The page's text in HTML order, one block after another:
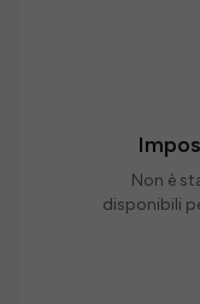
Non è
disponibili